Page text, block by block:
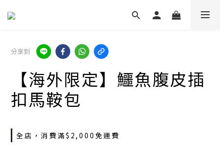
分享到
【海外限定】鱷魚腹皮插
扣馬鞍包
全店，消費滿$2,000免運費